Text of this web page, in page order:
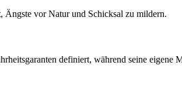
Ängste vor Natur und Schicksal zu mildern.
definiert, während seine eigene